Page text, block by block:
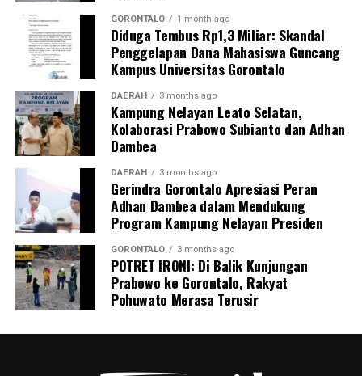
persepsi peran keluarga dalam pengawasan masa
kehamilan.
InisiatifBUMIL TANGGUHmenjadi wujud nyata
komitmen KKN Profesi Kesehatan UNG 2026 dalam
mengoptimalkan pengawasan kehamilan risiko tinggi.
Melalui sinergi mahasiswa, kader, dan pemerintah desa,
UNG berharap terbangun sistem mitigasi kebencanan
maternal yang tanggap, terintegrasi, dan berkelanjutan.
GORONTALO 1 month ago
Diduga Tembus Rp1,3 Miliar: Skandal
Penggelapan Dana Mahasiswa Guncang
Kampus Universitas Gorontalo
DAERAH 3 months ago
Kampung Nelayan Leato Selatan,
Kolaborasi Prabowo Subianto dan Adhan
Dambea
DAERAH 3 months ago
Gerindra Gorontalo Apresiasi Peran
Adhan Dambea dalam Mendukung
Program Kampung Nelayan Presiden
GORONTALO 3 months ago
POTRET IRONI: Di Balik Kunjungan
Prabowo ke Gorontalo, Rakyat
Pohuwato Merasa Terusir